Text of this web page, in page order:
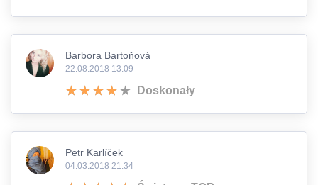
Barbora Bartoňová
22.08.2018 13:09
Doskonały
Petr Karlíček
04.03.2018 21:34